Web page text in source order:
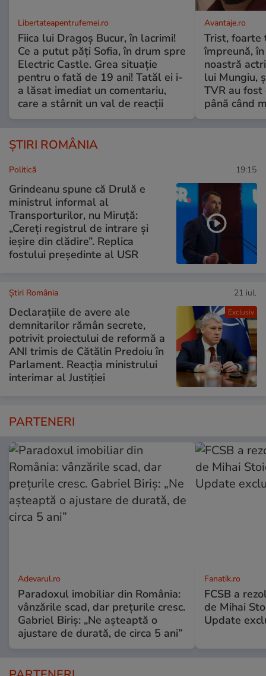
Libertateapentrufemei.ro
Fiica lui Dragoș Bucur, în lacrimi!
Ce a putut păți Sofia, în drum spre
Electric Castle. Grea situație
pentru o fată de 19 ani! Tatăl ei i-
a lăsat imediat un comentariu,
care a stârnit un val de reacții
Avantaje.ro
Trist, foarte
împreună,
noastră
lui Mungiu,
TVR au
până când
ȘTIRI ROMÂNIA
Politică 19:15
Grindeanu spune că Drulă e
ministrul informal al
Transporturilor, nu Miruță:
„Cereți registrul de intrare și
ieșire din clădire”. Replica
fostului președinte al USR
Exclusiv
Știri România 21 iul.
Declarațiile de avere ale
demnitarilor rămân secrete,
potrivit proiectului de reformă a
ANI trimis de Cătălin Predoiu în
Parlament. Reacția ministrului
interimar al Justiției
PARTENERI
Adevarul.ro
Paradoxul imobiliar din România:
vânzările scad, dar prețurile cresc.
Gabriel Biriș: „Ne așteaptă o
ajustare de durată, de circa 5 ani”
Fanatik.ro
FCSB a
de Mihai
Update